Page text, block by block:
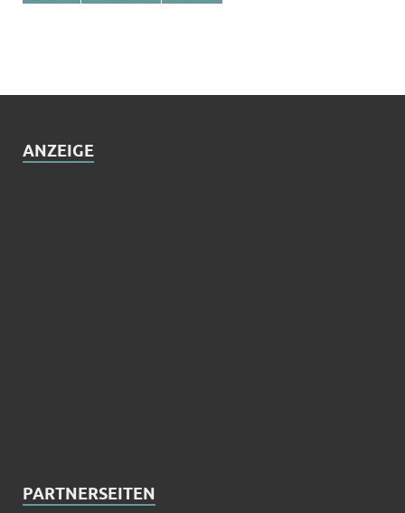
ANZEIGE
PARTNERSEITEN